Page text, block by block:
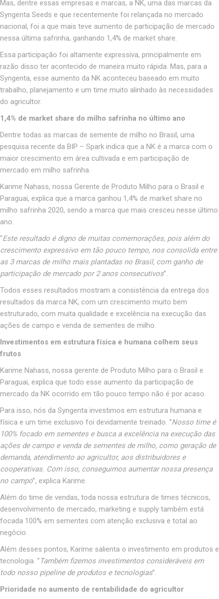
Mas, dentre essas empresas e marcas, a NK, uma das marcas da
Syngenta Seeds e que recentemente foi relançada no mercado
nacional, foi a que mais teve aumento de participação de mercado
nessa última safrinha, ganhando 1,4% de market share.
Essa participação foi altamente expressiva, principalmente em
razão disso ter acontecido de maneira muito rápida. Mas, para a
Syngenta, esse aumento da NK aconteceu baseado em muito
trabalho, planejamento e um time muito alinhado às necessidades
do agricultor.
1,4% de market share do milho safrinha no último ano
Dentre todas as marcas de semente de milho no Brasil, uma
pesquisa recente da BIP – Spark indica que a NK é a marca com o
maior crescimento em área cultivada e em participação de
mercado em milho safrinha.
Karime Nahass, nossa Gerente de Produto Milho para o Brasil e
Paraguai, explica que a marca ganhou 1,4% de market share no
milho safrinha 2020, sendo a marca que mais cresceu nesse último
ano.
“Este resultado é digno de muitas comemorações, pois além do
crescimento expressivo em tão pouco tempo, nos consolida entre
as 3 marcas de milho mais plantadas no Brasil, com ganho de
participação de mercado por 2 anos consecutivos”.
Todos esses resultados mostram a consistência da entrega dos
resultados da marca NK, com um crescimento muito bem
estruturado, com muita qualidade e excelência na execução das
ações de campo e venda de sementes de milho.
Investimentos em estrutura física e humana colhem seus
frutos
Karime Nahass, nossa gerente de Produto Milho para o Brasil e
Paraguai, explica que todo esse aumento da participação de
mercado da NK ocorrido em tão pouco tempo não é por acaso.
Para isso, nós da Syngenta investimos em estrutura humana e
física e um time exclusivo foi devidamente treinado. “Nosso time é
100% focado em sementes e busca a excelência na execução das
ações de campo e venda de sementes de milho, como geração de
demanda, atendimento ao agricultor, aos distribuidores e
cooperativas. Com isso, conseguimos aumentar nossa presença
no campo”, explica Karime.
Além do time de vendas, toda nossa estrutura de times técnicos,
desenvolvimento de mercado, marketing e supply também está
focada 100% em sementes com atenção exclusiva e total ao
negócio.
Além desses pontos, Karime salienta o investimento em produtos e
tecnologia. “Também fizemos investimentos consideráveis em
todo nosso pipeline de produtos e tecnologias”.
Prioridade no aumento de rentabilidade do agricultor